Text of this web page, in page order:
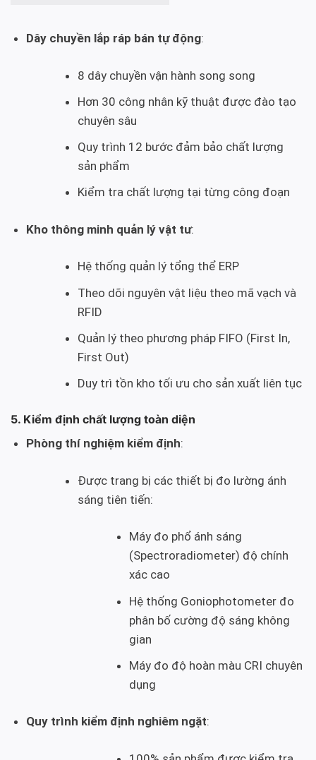
Dây chuyền lắp ráp bán tự động:
8 dây chuyền vận hành song song
Hơn 30 công nhân kỹ thuật được đào tạo
chuyên sâu
Quy trình 12 bước đảm bảo chất lượng
sản phẩm
Kiểm tra chất lượng tại từng công đoạn
Kho thông minh quản lý vật tư:
Hệ thống quản lý tổng thể ERP
Theo dõi nguyên vật liệu theo mã vạch và
RFID
Quản lý theo phương pháp FIFO (First In,
First Out)
Duy trì tồn kho tối ưu cho sản xuất liên tục
5. Kiểm định chất lượng toàn diện
Phòng thí nghiệm kiểm định:
Được trang bị các thiết bị đo lường ánh
sáng tiên tiến:
Máy đo phổ ánh sáng
(Spectroradiometer) độ chính
xác cao
Hệ thống Goniophotometer đo
phân bố cường độ sáng không
gian
Máy đo độ hoàn màu CRI chuyên
dụng
Quy trình kiểm định nghiêm ngặt: